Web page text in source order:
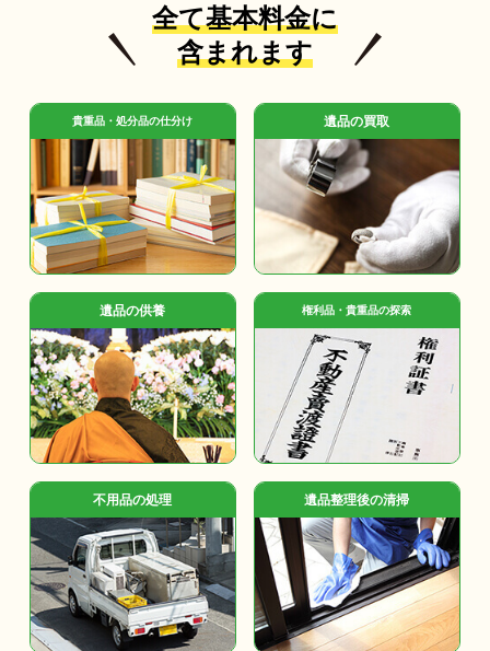
全て基本料金に
含まれます
貴重品・処分品の仕分け 遺品の買取
遺品の供養 権利品・貴重品の探索
不用品の処理 遺品整理後の清掃